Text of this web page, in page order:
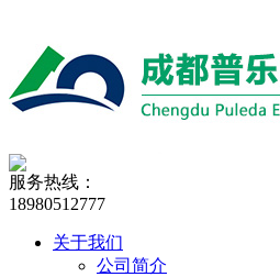
服务热线：
18980512777
关于我们
公司简介